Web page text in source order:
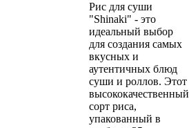
Рис для суши
"Shinaki" - это
идеальный выбор
для создания самых
вкусных и
аутентичных блюд
суши и роллов. Этот
высококачественный
сорт риса,
упакованный в